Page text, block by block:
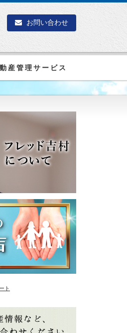
産管理サービス
お問い合わせ
ト